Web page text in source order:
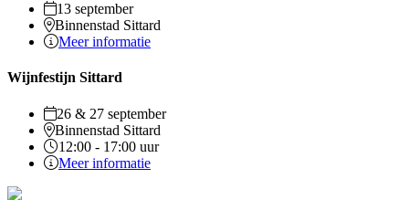
13 september
Binnenstad Sittard
Meer informatie
Wijnfestijn Sittard
26 & 27 september
Binnenstad Sittard
12:00 - 17:00 uur
Meer informatie